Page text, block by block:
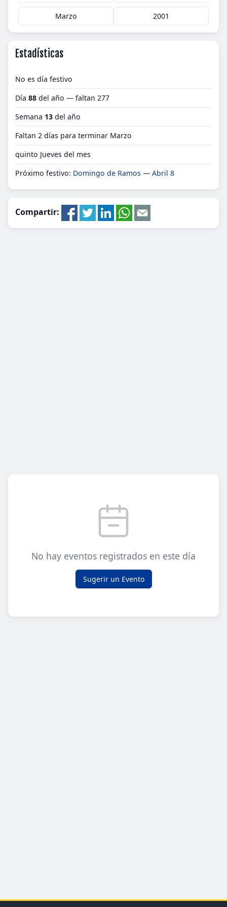
Marzo 2001
Estadísticas
No es día festivo
Día 88 del año — faltan 277
Semana 13 del año
Faltan 2 días para terminar Marzo
quinto Jueves del mes
Próximo festivo: Domingo de Ramos — Abril 8
Compartir:
No hay eventos registrados en este día
Sugerir un Evento